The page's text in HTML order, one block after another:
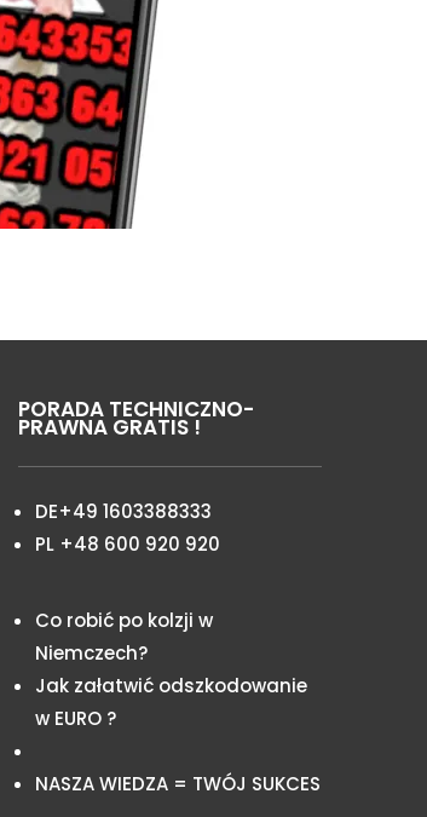
PORADA TECHNICZNO-
PRAWNA GRATIS !
DE+49 1603388333
PL +48 600 920 920
Co robić po kolzji w
Niemczech?
Jak załatwić odszkodowanie
w EURO ?
NASZA WIEDZA = TWÓJ SUKCES